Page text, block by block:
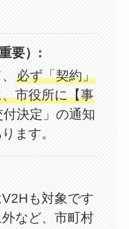
要）:
必ず「契約」
市役所に【事
決定」の通知
ます。
も対象です
など、市町村